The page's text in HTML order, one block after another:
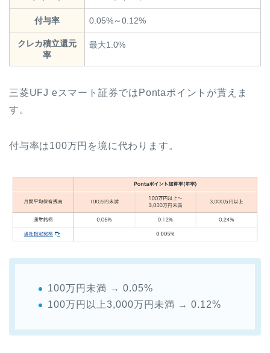
付与率 0.05%～0.12%
クレカ積立還元
率
最大1.0%
三菱UFJ eスマート証券ではPontaポイントが貰えま
す。
付与率は100万円を境に代わります。
100万円未満 → 0.05%
100万円以上3,000万円未満 → 0.12%